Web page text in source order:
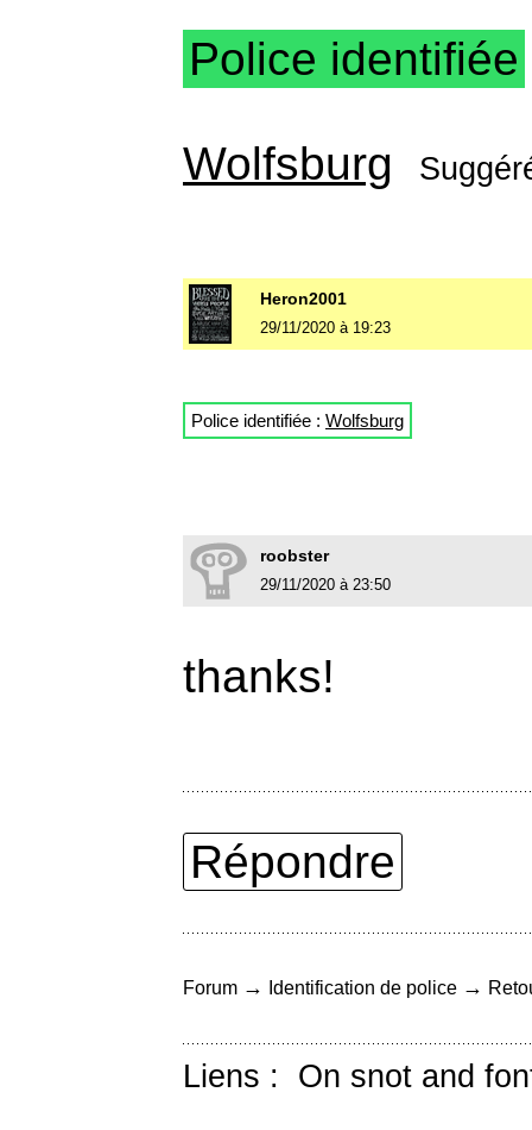
Police identifiée
Wolfsburg
Heron2001
29/11/2020 à 19:23
Police identifiée : Wolfsburg
roobster
29/11/2020 à 23:50
thanks!
Répondre
Forum → Identification de police →
Liens : On snot and